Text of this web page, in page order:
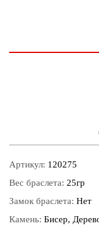
Артикул: 120275
Вес браслета: 25гр
Замок браслета: Нет
Камень: Бисер,